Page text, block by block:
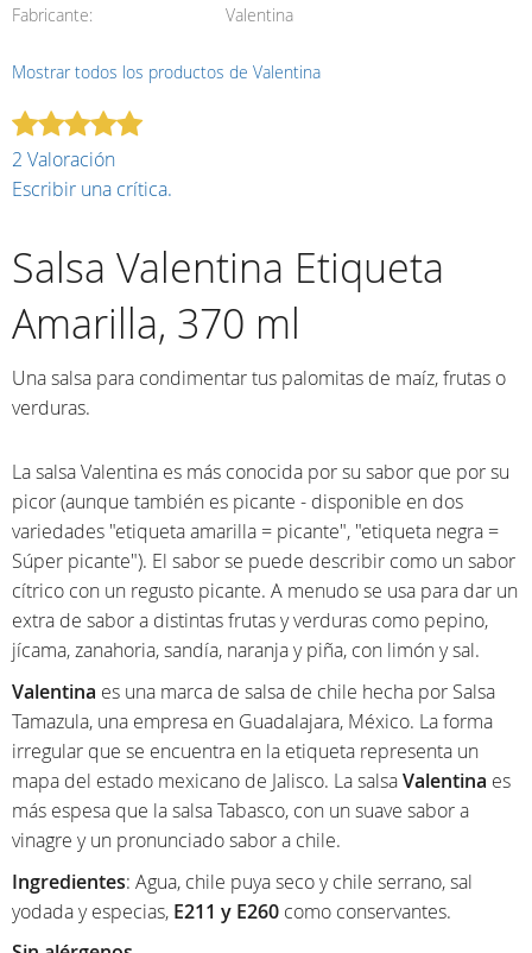
Fabricante
Valentina
Mostrar todos los productos de Valentina
2 Valoración
Escribir una crítica.
Salsa Valentina Etiqueta
Amarilla, 370 ml
Una salsa para condimentar tus palomitas de maíz, frutas o
verduras.
La salsa Valentina es más conocida por su sabor que por su
picor (aunque también es picante - disponible en dos
variedades "etiqueta amarilla = picante", "etiqueta negra =
Súper picante"). El sabor se puede describir como un sabor
cítrico con un regusto picante. A menudo se usa para dar un
extra de sabor a distintas frutas y verduras como pepino,
jícama, zanahoria, sandía, naranja y piña, con limón y sal.
Valentina es una marca de salsa de chile hecha por Salsa
Tamazula, una empresa en Guadalajara, México. La forma
irregular que se encuentra en la etiqueta representa un
mapa del estado mexicano de Jalisco. La salsaValentina es
más espesa que la salsa Tabasco, con un suave sabor a
vinagre y un pronunciado sabor a chile.
Ingredientes: Agua, chile puya seco y chile serrano, sal
yodada y especias, E211 y E260 como conservantes.